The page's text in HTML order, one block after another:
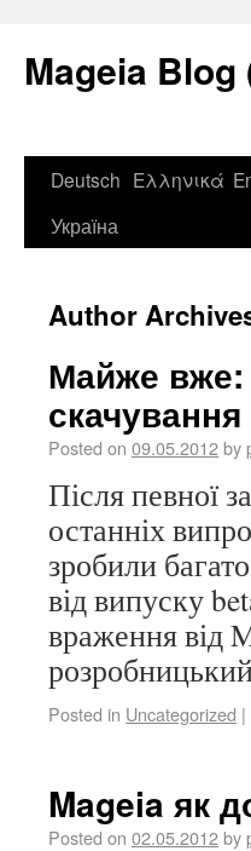
Mageia Blog
Deutsch Ελληνικά
Україна
Author
Майже вже:
Posted on 09.05.2012by
Після певної
останніх
зробили
від випуску
враження від
Posted in Uncategorized |
Mageia як
Posted on 02.05.2012by